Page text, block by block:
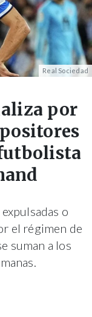
Real Sociedad
por
o
el régimen de
suman a los